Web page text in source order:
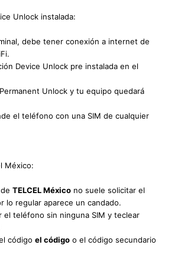
Unlock instalada:
debe tener conexión a internet de
Device Unlock pre instalada en el
Unlock y tu equipo quedará
el teléfono con una SIM de cualquier
México:
TELCEL México no suele solicitar el
lo regular aparece un candado.
el teléfono sin ninguna SIM y teclear
código el código o el código secundario